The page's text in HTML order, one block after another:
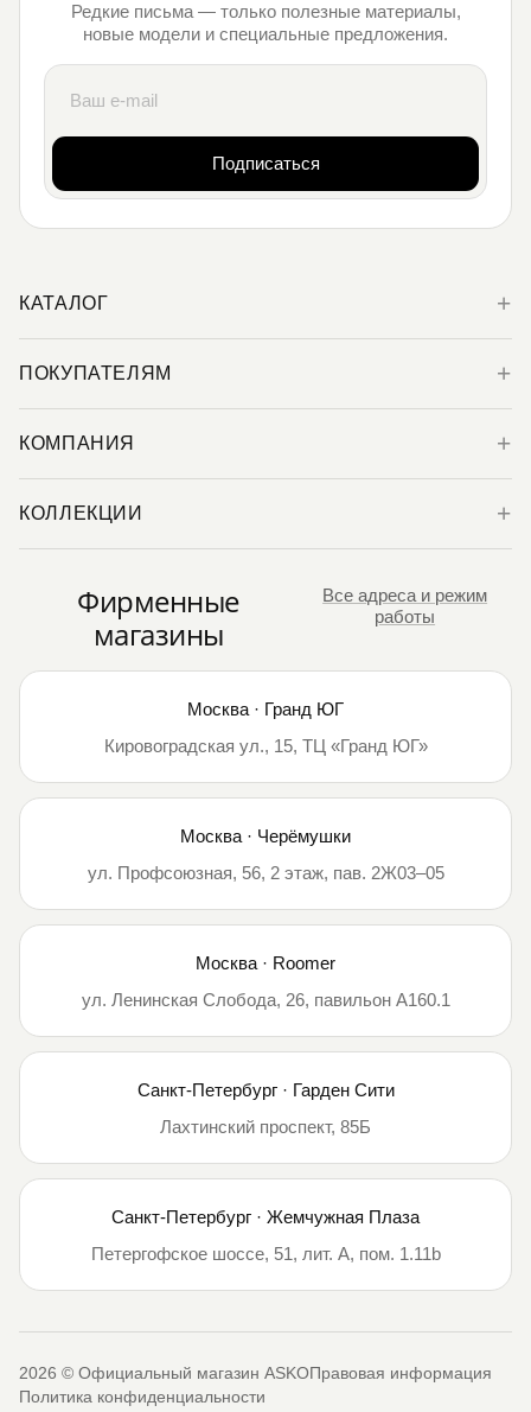
Редкие письма — только полезные материалы,
новые модели и специальные предложения.
Подписаться
КАТАЛОГ
ПОКУПАТЕЛЯМ
КОМПАНИЯ
КОЛЛЕКЦИИ
Фирменные
магазины
Все адреса и режим
работы
Москва · Гранд ЮГ
Кировоградская ул., 15, ТЦ «Гранд ЮГ»
Москва · Черёмушки
ул. Профсоюзная, 56, 2 этаж, пав. 2Ж03–05
Москва · Roomer
ул. Ленинская Слобода, 26, павильон А160.1
Санкт-Петербург · Гарден Сити
Лахтинский проспект, 85Б
Санкт-Петербург · Жемчужная Плаза
Петергофское шоссе, 51, лит. А, пом. 1.11b
2026 © Официальный магазин ASKOПравовая информация
Политика конфиденциальности